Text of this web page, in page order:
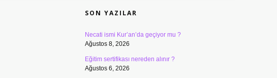
SON YAZILAR
Necati ismi Kur’an’da geçiyor mu ?
Ağustos 8, 2026
Eğitim sertifikası nereden alınır ?
Ağustos 6, 2026